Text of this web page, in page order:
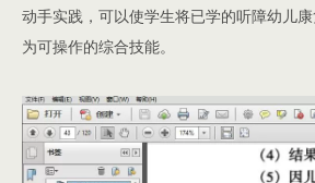
动手实践，可以使学生将已学的听障幼儿
为可操作的综合技能。